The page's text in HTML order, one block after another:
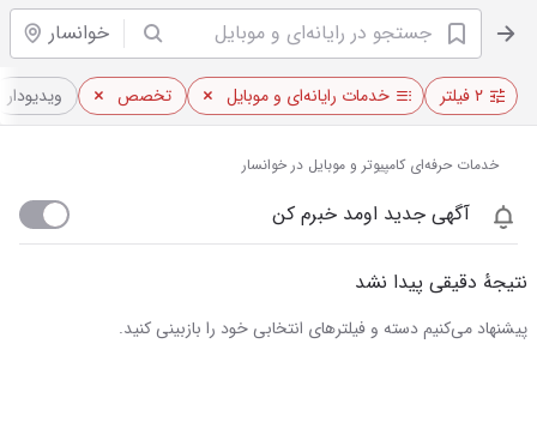
خوانسار
۲ فیلتر خدمات رایانه‌ای و موبایل تخصص ویدیو‌دار
خدمات حرفه‌ای کامپیوتر و موبایل در خوانسار
آگهی جدید اومد خبرم کن
نتیجهٔ دقیقی پیدا نشد
پیشنهاد می‌کنیم دسته و فیلترهای انتخابی خود را بازبینی کنید.